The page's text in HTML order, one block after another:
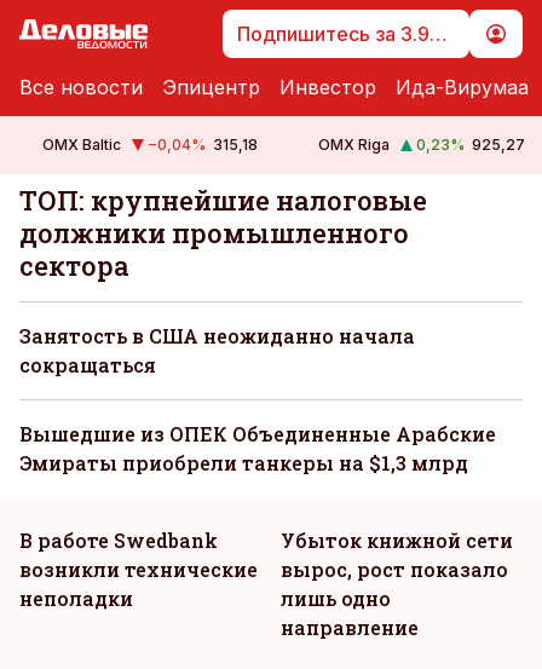
Подпишитесь за 3.99 €
Все новости Эпицентр Инвестор Ида-Вирумаа
OMX Baltic −0,04% 315,18 OMX Riga 0,23% 925,27
В работе Swedbank
возникли технические
неполадки
Убыток книжной сети
вырос, рост показало
лишь одно
направление
ТОП: крупнейшие налоговые
должники промышленного
сектора
Занятость в США неожиданно начала
сокращаться
Вышедшие из ОПЕК Объединенные Арабские
Эмираты приобрели танкеры на $1,3 млрд